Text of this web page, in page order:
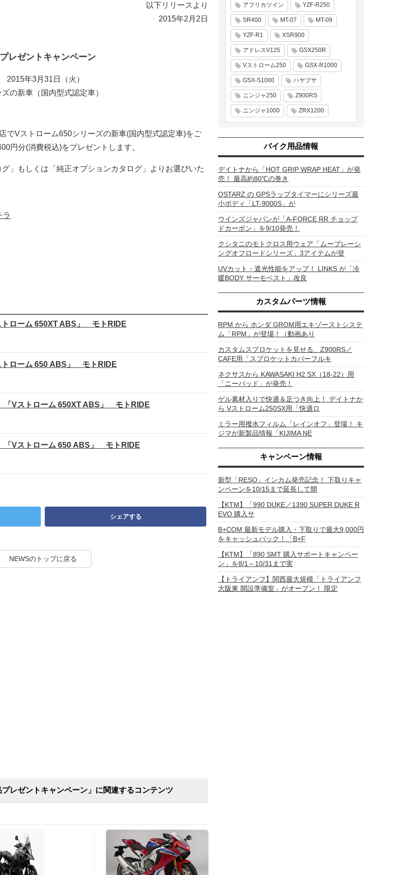
以下リリースより
2015年2月2日
レゼントキャンペーン
年3月31日（火）
の新車（国内型式認定車）
でVストローム650シリーズの新車(国内型式認定車)をご
円分(消費税込)をプレゼントします。
」もしくは「純正オプションカタログ」よりお選びいた
ラ
ローム 650XT ABS」 モトRIDE
ローム 650 ABS」 モトRIDE
Vストローム 650XT ABS」 モトRIDE
Vストローム 650 ABS」 モトRIDE
シェアする
NEWSのトップに戻る
レゼントキャンペーン」に関連するコンテンツ
アフリカツイン YZF-R250
SR400 MT-07 MT-09
YZF-R1 XSR900
アドレスV125 GSX250R
Vストローム250 GSX-R1000
GSX-S1000 ハヤブサ
ニンジャ250 Z900RS
ニンジャ1000 ZRX1200
バイク用品情報
デイトナから「HOT GRIP WRAP HEAT」が発
売！ 最高約80℃の巻き
QSTARZ の GPSラップタイマーにシリーズ最
小ボディ「LT-9000S」が
ウインズジャパンが「A-FORCE RR チョップ
ドカーボン」を9/10発売！
クシタニのモトクロス用ウェア「ムーブレーシ
ングオフロードシリーズ」3アイテムが登
UVカット・遮光性能をアップ！ LINKS が「冷
暖BODY サーモベスト」改良
カスタムパーツ情報
RPM から ホンダ GROM用エキゾーストシステ
ム「RPM」が登場！（動画あり
カスタムスプロケットを見せる、Z900RS／
CAFE用「スプロケットカバーフルキ
ネクサスから KAWASAKI H2 SX（18-22）用
「ニーパッド」が発売！
ゲル素材入りで快適＆足つき向上！ デイトナか
ら Vストローム250SX用「快適ロ
ミラー用撥水フィルム「レインオフ」登場！ キ
ジマが新製品情報「KIJIMA NE
キャンペーン情報
新型「RESO」インカム発売記念！ 下取りキャ
ンペーンを10/15まで延長して開
【KTM】「990 DUKE／1390 SUPER DUKE R
EVO 購入サ
B+COM 最新モデル購入・下取りで最大9,000円
をキャッシュバック！「B+F
【KTM】「890 SMT 購入サポートキャンペー
ン」を8/1～10/31まで実
【トライアンフ】関西最大規模「トライアンフ
大阪東 開設準備室」がオープン！ 限定